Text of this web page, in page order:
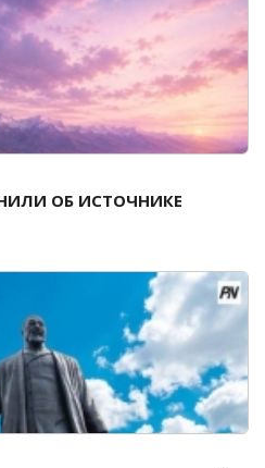
ОБ ИСТОЧНИКЕ